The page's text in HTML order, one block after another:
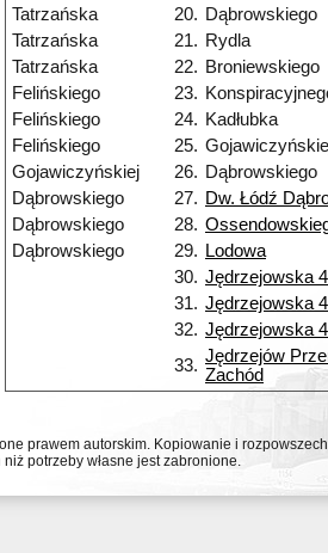
Tatrzańska
20. Dąbrowskiego
Tatrzańska
21. Rydla
Tatrzańska
22. Broniewskiego
Felińskiego
23.
Felińskiego
24. Kadłubka
Felińskiego
25.
Gojawiczyńskiej
26. Dąbrowskiego
Dąbrowskiego
27. Dw. Łódź
Dąbrowskiego
28.
Dąbrowskiego
29. Lodowa
30. Jędrzejowska
31. Jędrzejowska
32. Jędrzejowska
33. Jędrzejów
Zachód
prawem autorskim. Kopiowanie i
potrzeby własne jest zabronione.